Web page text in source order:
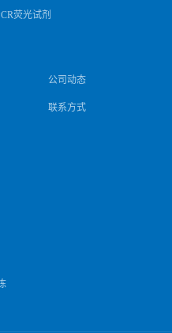
荧光试剂
公司动态
联系方式